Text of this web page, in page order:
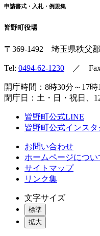
申請書式・入札・例規集
皆野町役場
〒369-1492 埼玉県秩父
Tel: 0494-62-1230 ／ Fax:
開庁時間：8時30分～17時
閉庁日：土・日・祝日、
皆野町公式LINE
皆野町公式インスタ
お問い合わせ
ホームページについ
サイトマップ
リンク集
文字サイズ
標準
拡大